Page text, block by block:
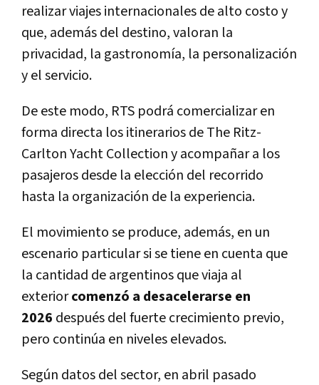
realizar viajes internacionales de alto costo y
que, además del destino, valoran la
privacidad, la gastronomía, la personalización
y el servicio.
De este modo, RTS podrá comercializar en
forma directa los itinerarios de The Ritz-
Carlton Yacht Collection y acompañar a los
pasajeros desde la elección del recorrido
hasta la organización de la experiencia.
El movimiento se produce, además, en un
escenario particular si se tiene en cuenta que
la cantidad de argentinos que viaja al
exteriorcomenzó a desacelerarse en
2026 después del fuerte crecimiento previo,
pero continúa en niveles elevados.
Según datos del sector, en abril pasado